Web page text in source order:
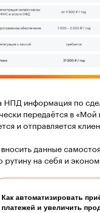
НПД информация по
передаётся в «Мой
и отправляется
данные
рутину на себя и
Как автоматизировать
платежей и увеличить